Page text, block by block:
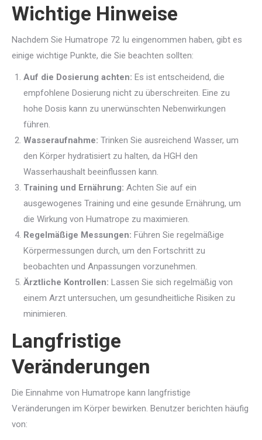
Wichtige Hinweise
Nachdem Sie Humatrope 72 Iu eingenommen haben, gibt es
einige wichtige Punkte, die Sie beachten sollten:
Auf die Dosierung achten: Es ist entscheidend, die
empfohlene Dosierung nicht zu überschreiten. Eine zu
hohe Dosis kann zu unerwünschten Nebenwirkungen
führen.
Wasseraufnahme: Trinken Sie ausreichend Wasser, um
den Körper hydratisiert zu halten, da HGH den
Wasserhaushalt beeinflussen kann.
Training und Ernährung: Achten Sie auf ein
ausgewogenes Training und eine gesunde Ernährung, um
die Wirkung von Humatrope zu maximieren.
Regelmäßige Messungen: Führen Sie regelmäßige
Körpermessungen durch, um den Fortschritt zu
beobachten und Anpassungen vorzunehmen.
Ärztliche Kontrollen: Lassen Sie sich regelmäßig von
einem Arzt untersuchen, um gesundheitliche Risiken zu
minimieren.
Langfristige
Veränderungen
Die Einnahme von Humatrope kann langfristige
Veränderungen im Körper bewirken. Benutzer berichten häufig
von: